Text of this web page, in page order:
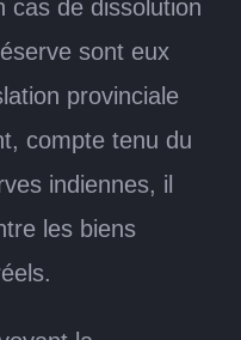
cas de dissolution
sont eux
provinciale
compte tenu du
indiennes, il
les biens